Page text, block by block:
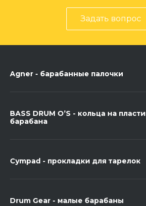
Задать вопрос
Agner - барабанные палочки
BASS DRUM O’S - кольца на
барабана
Cympad - прокладки для тарелок
Drum Gear - малые барабаны